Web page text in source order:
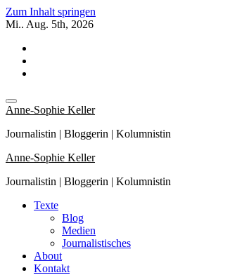
Zum Inhalt springen
Mi.. Aug. 5th, 2026
Anne-Sophie Keller
Journalistin | Bloggerin | Kolumnistin
Anne-Sophie Keller
Journalistin | Bloggerin | Kolumnistin
Texte
Blog
Medien
Journalistisches
About
Kontakt